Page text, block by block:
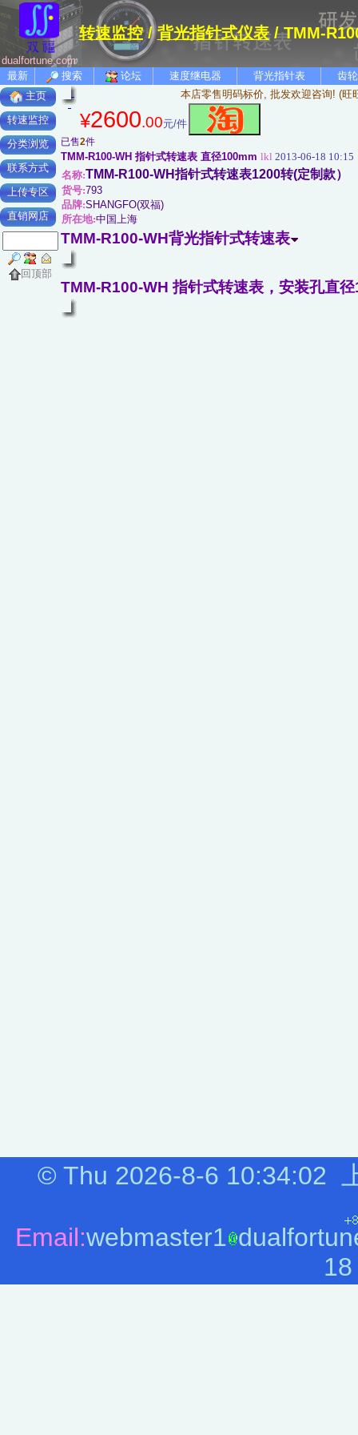
dualfortune.com
转速监控/背光指针式仪表/ TMM-
最新 搜索 论坛 速度继电器 背光指针表
齿
主页
转速监控
分类浏览
联系方式
上传专区
直销网店
回顶部
本店零售明码标价, 批发欢迎咨询! (旺
¥2600.00元/件
已售2件
TMM-R100-WH 指针式转速表 直径100mm lkl 2013-06-18 10:15
名称:TMM-R100-WH指针式转速表1200转(定制款）
货号:793
品牌:SHANGFO(双福)
所在地:中国上海
TMM-R100-WH背光指针式转速表
TMM-R100-WH 指针式转速表，安装孔直
© Thu 2026-8-6 10:34:02
Email:webmaster1